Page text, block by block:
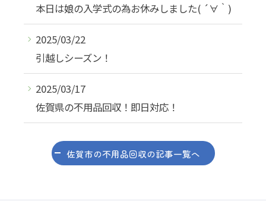
本日は娘の入学式の為お休みしました( ´∀｀)
2025/03/22
引越しシーズン！
2025/03/17
佐賀県の不用品回収！即日対応！
佐賀市の不用品回収の記事一覧へ